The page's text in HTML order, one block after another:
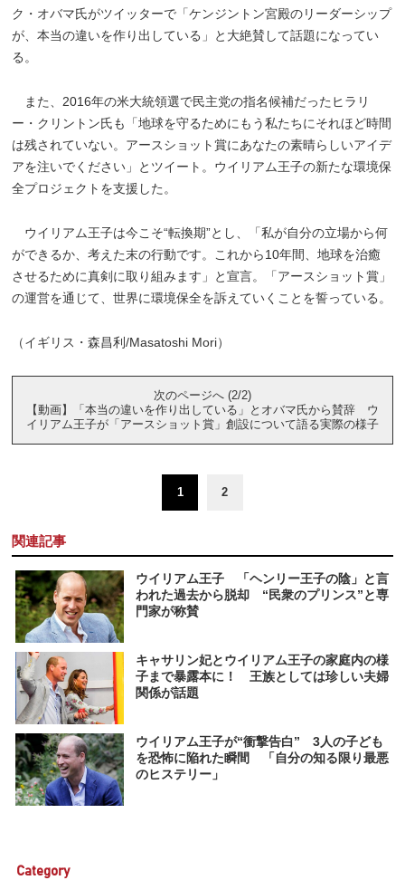
ク・オバマ氏がツイッターで「ケンジントン宮殿のリーダーシップ
が、本当の違いを作り出している」と大絶賛して話題になってい
る。
また、2016年の米大統領選で民主党の指名候補だったヒラリ
ー・クリントン氏も「地球を守るためにもう私たちにそれほど時間
は残されていない。アースショット賞にあなたの素晴らしいアイデ
アを注いでください」とツイート。ウイリアム王子の新たな環境保
全プロジェクトを支援した。
ウイリアム王子は今こそ“転換期”とし、「私が自分の立場から何
ができるか、考えた末の行動です。これから10年間、地球を治癒
させるために真剣に取り組みます」と宣言。「アースショット賞」
の運営を通じて、世界に環境保全を訴えていくことを誓っている。
（イギリス・森昌利/Masatoshi Mori）
次のページへ (2/2)
【動画】「本当の違いを作り出している」とオバマ氏から賛辞 ウ
イリアム王子が「アースショット賞」創設について語る実際の様子
1 2
関連記事
ウイリアム王子 「ヘンリー王子の陰」と言
われた過去から脱却 “民衆のプリンス”と専
門家が称賛
キャサリン妃とウイリアム王子の家庭内の様
子まで暴露本に！ 王族としては珍しい夫婦
関係が話題
ウイリアム王子が“衝撃告白” 3人の子ども
を恐怖に陥れた瞬間 「自分の知る限り最悪
のヒステリー」
Category